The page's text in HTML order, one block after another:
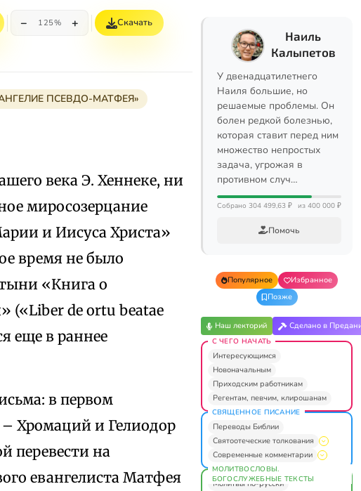
− 125% + Скачать
ПСЕВДО-МАТФЕЯ»
века Э. Хеннеке, ни
миросозерцание
и Иисуса Христа»
время не было
«Книга о
(«Liber de ortu beatae
еще в раннее
в первом
Хромаций и Гелиодор
перевести на
евангелиста Матфея
Наиль
Калыпетов
У двенадцатилетнего
Наиля большие, но
решаемые проблемы. Он
болен редкой болезнью,
которая ставит перед ним
множество непростых
задача, угрожая в
противном случ…
Собрано 304 499,63 ₽ из 400 000 ₽
Помочь
Популярное
Избранное
Позже
Наш лекторий Сделано в
С ЧЕГО НАЧАТЬ
Интересующимся
Новоначальным
Приходским работникам
Регентам, певчим, клирошанам
СВЯЩЕННОЕ ПИСАНИЕ
Переводы Библии
Святоотеческие толкования
Современные комментарии
МОЛИТВОСЛОВЫ.
БОГОСЛУЖЕБНЫЕ ТЕКСТЫ
Молитвы по-русски